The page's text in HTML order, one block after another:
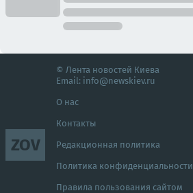
ZOV
© Лента новостей Киева
Email: info@newskiev.ru
О нас
Контакты
Редакционная политика
Политика конфиденциальности
Правила пользования сайтом